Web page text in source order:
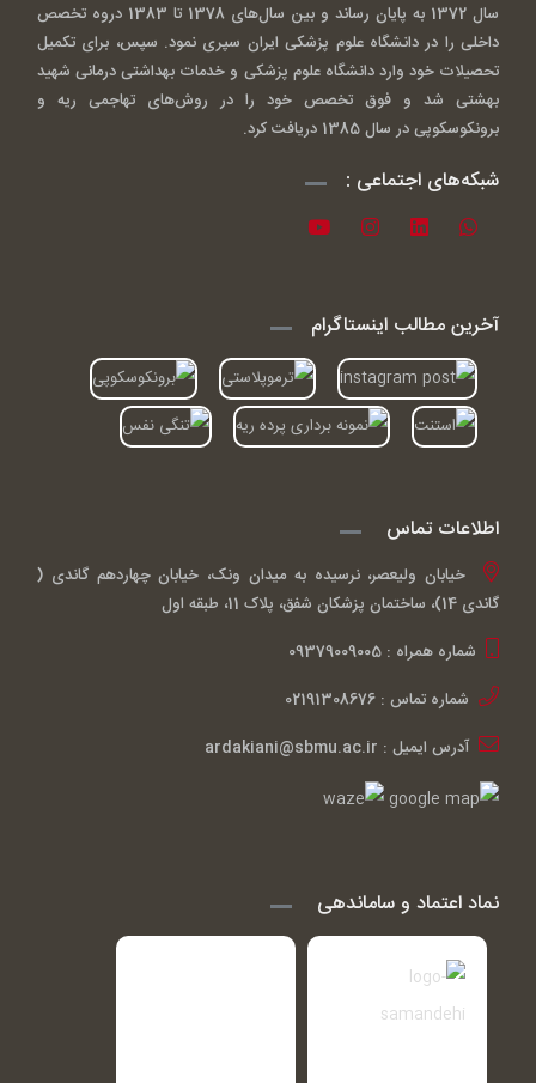
سال 1372 به پایان رساند و بین سال‌های 1378 تا 1383 دروه تخصص
داخلی را در دانشگاه علوم پزشکی ایران سپری نمود. سپس، برای تکمیل
تحصیلات خود وارد دانشگاه علوم پزشکی و خدمات بهداشتی درمانی شهید
بهشتی شد و فوق تخصص خود را در روش‌های تهاجمی ریه و
برونکوسکوپی در سال 1385 دریافت کرد.
شبکه‌های اجتماعی :
آخرین مطالب اینستاگرام
اطلاعات تماس
خیابان ولیعصر، نرسیده به میدان ونک، خیابان چهاردهم گاندی (
گاندی 14)، ساختمان پزشکان شفق، پلاک 11، طبقه اول
شماره همراه : 09379009005
شماره تماس : 02191308676
آدرس ایمیل : ardakiani@sbmu.ac.ir
نماد اعتماد و ساماندهی